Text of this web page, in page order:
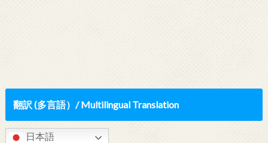
翻訳 (多言語）/ Multilingual Translation
日本語